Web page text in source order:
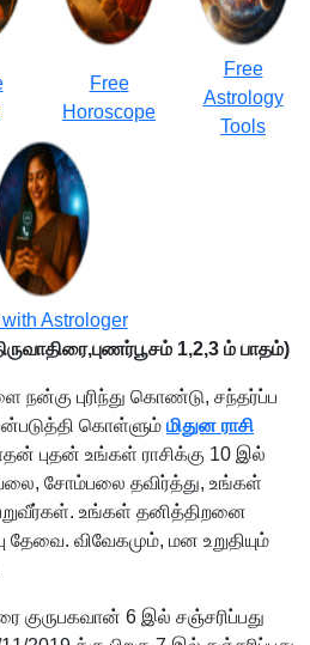
Free
Horoscope
Free
Astrology
Tools
Astrologer
1,2,3 ம் பாதம்)
நன்கு புரிந்து கொண்டு, சந்தர்ப்ப
கொள்ளும் மிதுன ராசி
புதன் உங்கள் ராசிக்கு 10 இல்
சோம்பலை தவிர்த்து, உங்கள்
உங்கள் தனித்திறனை
தேவை. விவேகமும், மன உறுதியும்
குருபகவான் 6 இல் சஞ்சரிப்பது